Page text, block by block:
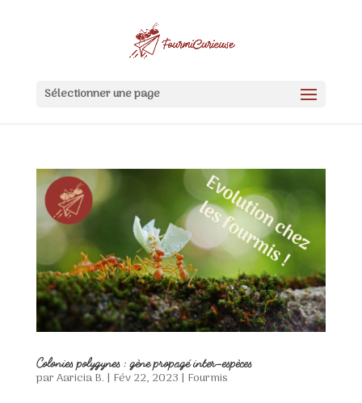
Sélectionner une page
Colonies polygynes : gène propagé inter-espèces
parAaricia B. | Fév 22, 2023 | Fourmis